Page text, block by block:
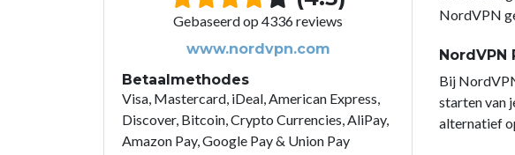
Gebaseerd op 4336 reviews
www.nordvpn.com
Betaalmethodes
Visa, Mastercard, iDeal, American Express,
Discover, Bitcoin, Crypto Currencies, AliPay,
Amazon Pay, Google Pay & Union Pay
NordVPN
NordVPN
Bij
starten van
alternatief